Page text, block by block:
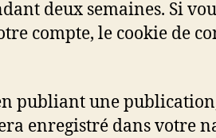
deux semaines. Si
compte, le cookie de
publiant une
enregistré dans votre